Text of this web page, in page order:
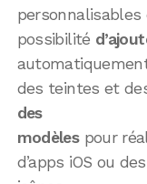
personnalisables
possibilité
des teintes et
des
modèlespour
d’apps iOS ou des